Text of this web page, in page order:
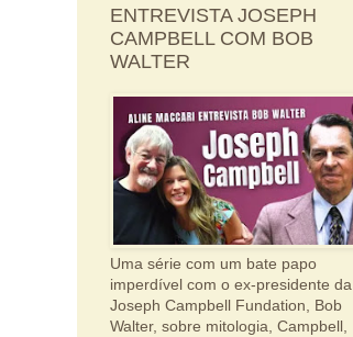
ENTREVISTA JOSEPH
CAMPBELL COM BOB
WALTER
Uma série com um bate papo
imperdível com o ex-presidente da
Joseph Campbell Fundation, Bob
Walter, sobre mitologia, Campbell,